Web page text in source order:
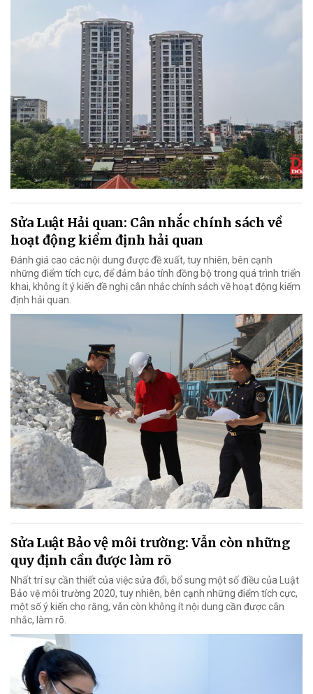
Sửa Luật Hải quan: Cân nhắc chính sách về
hoạt động kiểm định hải quan
Đánh giá cao các nội dung được đề xuất, tuy nhiên, bên cạnh
những điểm tích cực, để đảm bảo tính đồng bộ trong quá trình triển
khai, không ít ý kiến đề nghị cân nhắc chính sách về hoạt động kiểm
định hải quan.
Sửa Luật Bảo vệ môi trường: Vẫn còn những
quy định cần được làm rõ
Nhất trí sự cần thiết của việc sửa đổi, bổ sung một số điều của Luật
Bảo vệ môi trường 2020, tuy nhiên, bên cạnh những điểm tích cực,
một số ý kiến cho rằng, vẫn còn không ít nội dung cần được cân
nhắc, làm rõ.